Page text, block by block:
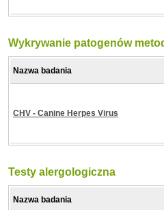
Wykrywanie patogenów
Nazwa badania
CHV - Canine Herpes Virus
Testy alergologiczna
Nazwa badania